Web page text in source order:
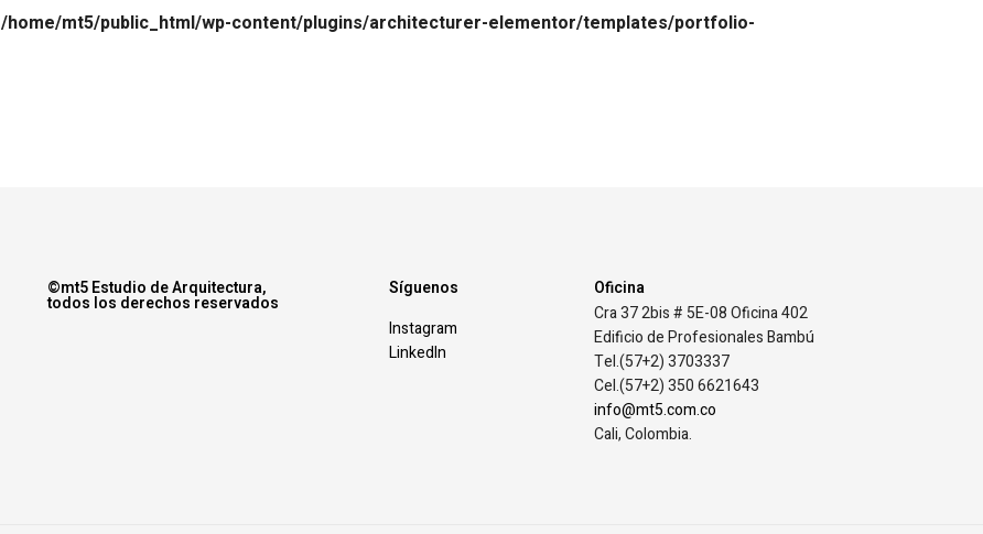
/home/mt5/public_html/wp-content/plugins/architecturer-elementor/templates/portfolio-
©mt5 Estudio de Arquitectura,
todos los derechos reservados
Síguenos
Instagram
LinkedIn
Oficina
Cra 37 2bis # 5E-08 Oficina 402
Edificio de Profesionales Bambú
Tel.(57+2) 3703337
Cel.(57+2) 350 6621643
info@mt5.com.co
Cali, Colombia.